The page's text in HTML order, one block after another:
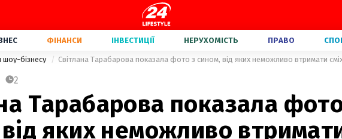
ФІНАНСИ ІНВЕСТИЦІЇ НЕРУХОМІСТЬ ПРАВО
шоу-бізнесу Світлана Тарабарова показала фото з сином, від яких неможливо втримати
2
Тарабарова показала
яких неможливо